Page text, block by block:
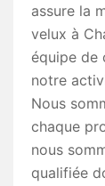
assure la
velux à
équipe de
notre
Nous
chaque
nous
qualifiée